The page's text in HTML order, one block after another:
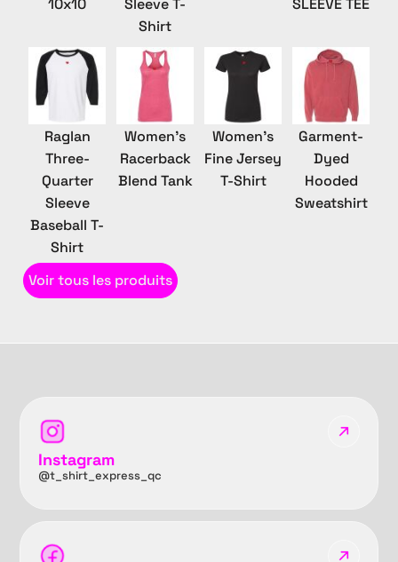
10x10
Sleeve T-
Shirt
SLEEVE TEE
Raglan
Three-
Quarter
Sleeve
Baseball T-
Shirt
Women's
Racerback
Blend Tank
Women's
Fine Jersey
T-Shirt
Garment-
Dyed
Hooded
Sweatshirt
Voir tous les produits
Instagram
@t_shirt_express_qc